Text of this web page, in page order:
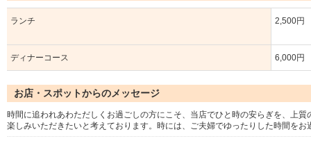
ランチ 2,500円
ディナーコース 6,000円
お店・スポットからのメッセージ
時間に追われあわただしくお過ごしの方にこそ、当店でひと時の安らぎを、上
楽しみいただきたいと考えております。時には、ご夫婦でゆったりした時間をお